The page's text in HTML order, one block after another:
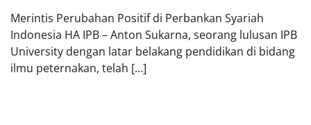
Merintis Perubahan Positif di Perbankan Syariah
Indonesia HA IPB – Anton Sukarna, seorang lulusan IPB
University dengan latar belakang pendidikan di bidang
ilmu peternakan, telah […]